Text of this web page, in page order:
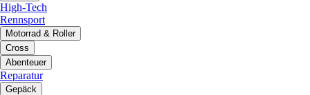
High-Tech
Rennsport
Motorrad & Roller
Cross
Abenteuer
Reparatur
Gepäck